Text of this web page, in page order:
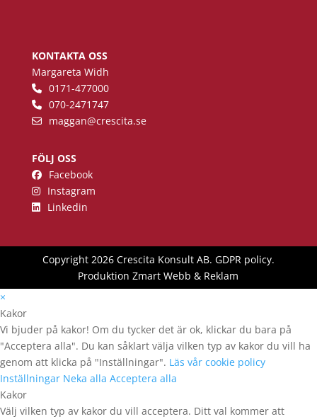
KONTAKTA OSS
Margareta Widh
0171-477000
070-2471747
maggan@crescita.se
FÖLJ OSS
Facebook
Instagram
Linkedin
Copyright 2026 Crescita Konsult AB. GDPR policy.
ProduktionZmart Webb & Reklam
×
Kakor
Vi bjuder på kakor! Om du tycker det är ok, klickar du bara på
"Acceptera alla". Du kan såklart välja vilken typ av kakor du vill ha
genom att klicka på "Inställningar". Läs vår cookie policy
Inställningar Neka alla Acceptera alla
Kakor
Välj vilken typ av kakor du vill acceptera. Ditt val kommer att